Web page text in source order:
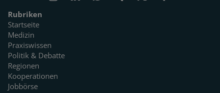
Rubriken
Startseite
Medizin
Praxiswissen
Politik & Debatte
Regionen
Kooperationen
Jobbörse